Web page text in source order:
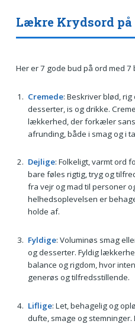
Lækre Krydsord på
Her er 7 gode bud på ord med
Cremede: Beskriver blød,
desserter, is og drikke.
lækkerhed, der forkæler
afrunding, både i smag og i
Dejlige: Folkeligt, varmt ord
bare føles rigtig, tryg og
fra vejr og mad til personer
helhedsoplevelsen er
holde af.
Fyldige: Voluminøs smag
og desserter. Fyldig
balance og rigdom, hvor
generøs og tilfredsstillende.
Liflige: Let, behagelig og
dufte, smage og